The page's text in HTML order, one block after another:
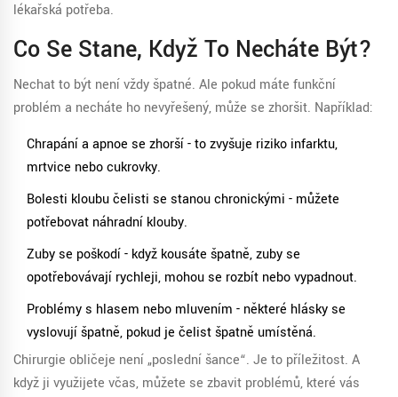
lékařská potřeba.
Co Se Stane, Když To Necháte Být?
Nechat to být není vždy špatné. Ale pokud máte funkční
problém a necháte ho nevyřešený, může se zhoršit. Například:
Chrapání a apnoe se zhorší - to zvyšuje riziko infarktu,
mrtvice nebo cukrovky.
Bolesti kloubu čelisti se stanou chronickými - můžete
potřebovat náhradní klouby.
Zuby se poškodí - když kousáte špatně, zuby se
opotřebovávají rychleji, mohou se rozbít nebo vypadnout.
Problémy s hlasem nebo mluvením - některé hlásky se
vyslovují špatně, pokud je čelist špatně umístěná.
Chirurgie obličeje není „poslední šance“. Je to příležitost. A
když ji využijete včas, můžete se zbavit problémů, které vás